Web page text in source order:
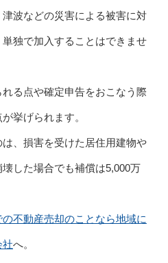
波などの災害による被害に対
独で加入することはできませ
る点や確定申告をおこなう際
挙げられます。
、損害を受けた居住用建物や
した場合でも補償は5,000万
不動産売却のことなら地域に
社へ。